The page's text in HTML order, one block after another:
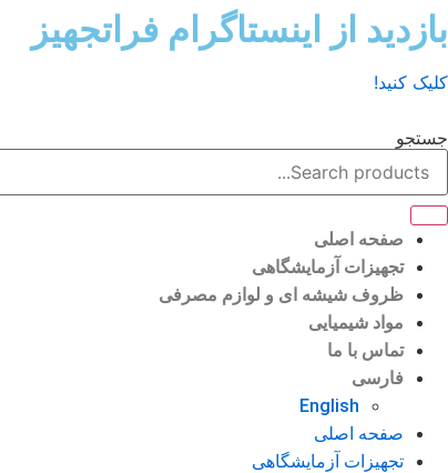
پرش
به
بازدید از اینستاگرام فراتجهیز
کلیک کنید!
جستجو
صفحه اصلی
تجهیزات آزمایشگاهی
ظروف شیشه ای و لوازم مصرفی
مواد شیمیایی
تماس با ما
فارسی
English
صفحه اصلی
تجهیزات آزمایشگاهی